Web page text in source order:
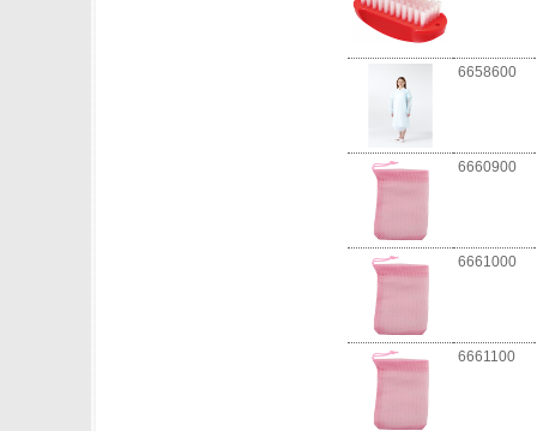
6658600
6660900
6661000
6661100